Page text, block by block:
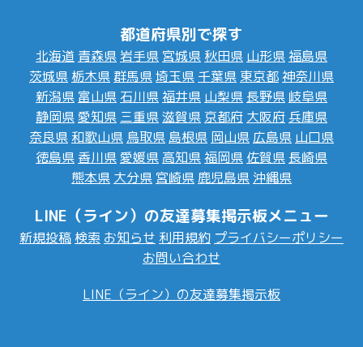
都道府県別で探す
北海道 青森県 岩手県 宮城県 秋田県 山形県福島県
茨城県 栃木県群馬県埼玉県 千葉県 東京都神奈川県
新潟県 富山県 石川県福井県 山梨県 長野県 岐阜県
静岡県愛知県 三重県滋賀県 京都府 大阪府 兵庫県
奈良県 和歌山県 鳥取県 島根県 岡山県 広島県 山口県
徳島県 香川県愛媛県 高知県福岡県 佐賀県 長崎県
熊本県 大分県 宮崎県 鹿児島県 沖縄県
LINE（ライン）の友達募集掲示板メニュー
新規投稿 検索 お知らせ 利用規約 プライバシーポリシー
お問い合わせ
LINE（ライン）の友達募集掲示板